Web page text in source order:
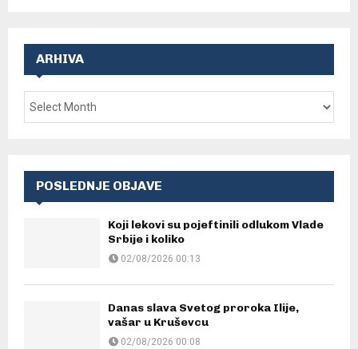
ARHIVA
POSLEDNJE OBJAVE
Koji lekovi su pojeftinili odlukom Vlade
Srbije i koliko
02/08/2026 00:13
Danas slava Svetog proroka Ilije,
vašar u Kruševcu
02/08/2026 00:08